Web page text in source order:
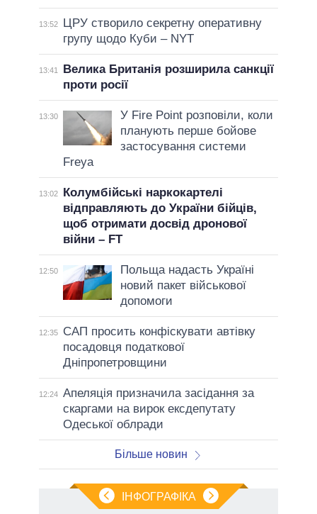
13:52
ЦРУ створило секретну оперативну
групу щодо Куби – NYT
13:41
Велика Британія розширила санкції
проти росії
13:30
У Fire Point розповіли, коли
планують перше бойове
застосування системи
Freya
13:02
Колумбійські наркокартелі
відправляють до України бійців,
щоб отримати досвід дронової
війни – FT
12:50
Польща надасть Україні
новий пакет військової
допомоги
12:35
САП просить конфіскувати автівку
посадовця податкової
Дніпропетровщини
12:24 Апеляція призначила засідання за
скаргами на вирок ексдепутату
Одеської облради
Більше новин
ІНФОГРАФІКА